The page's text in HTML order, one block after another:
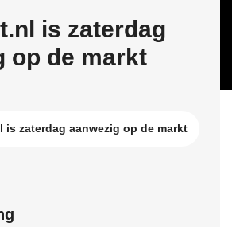
is zaterdag
op de markt
is zaterdag aanwezig op de markt